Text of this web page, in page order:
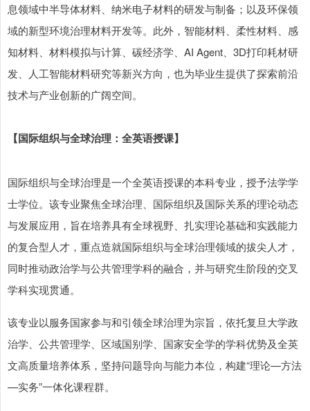
息领域中半导体材料、纳米电子材料的研发与制备；以及环保领
域的新型环境治理材料开发等。此外，智能材料、柔性材料、感
知材料、材料模拟与计算、碳经济学、AI Agent、3D打印耗材研
发、人工智能材料研究等新兴方向，也为毕业生提供了探索前沿
技术与产业创新的广阔空间。
【国际组织与全球治理：全英语授课】
国际组织与全球治理是一个全英语授课的本科专业，授予法学学
士学位。该专业聚焦全球治理、国际组织及国际关系的理论动态
与发展应用，旨在培养具有全球视野、扎实理论基础和实践能力
的复合型人才，重点造就国际组织与全球治理领域的拔尖人才，
同时推动政治学与公共管理学科的融合，并与研究生阶段的交叉
学科实现贯通。
该专业以服务国家参与和引领全球治理为宗旨，依托复旦大学政
治学、公共管理学、区域国别学、国家安全学的学科优势及全英
文高质量培养体系，坚持问题导向与能力本位，构建“理论—方法
—实务”一体化课程群。